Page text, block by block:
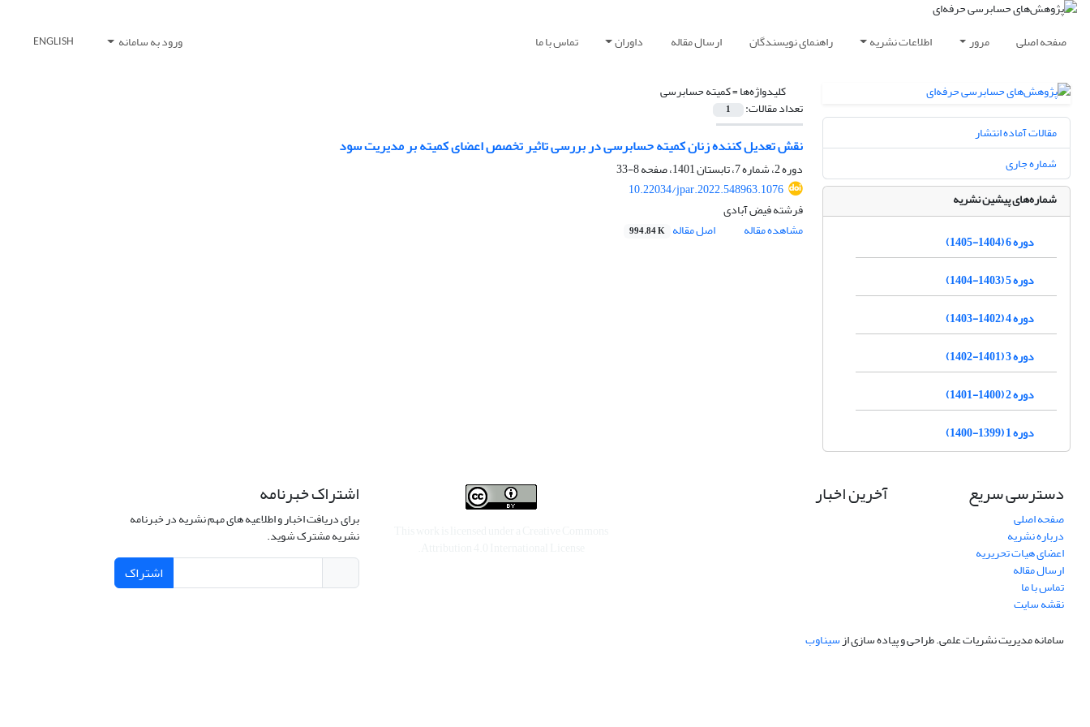
صفحه اصلی مرور اطلاعات نشریه راهنمای نویسندگان ارسال مقاله داوران تماس با ما ورود به سامانه ENGLISH
کلیدواژه‌ها =کمیته‌ حسابرسی
تعداد مقالات: 1
نقش تعدیل کننده زنان کمیته حسابرسی در بررسی تاثیر تخصص اعضای کمیته بر مدیریت سود
دوره 2، شماره 7، تابستان 1401، صفحه
8-33
10.22034/jpar.2022.548963.1076
فرشته فیض آبادی
مشاهده مقاله
اصل مقاله 994.84 K
مقالات آماده انتشار
شماره جاری
شماره‌های پیشین نشریه
دوره 6 (1404-1405)
دوره 5 (1403-1404)
دوره 4 (1402-1403)
دوره 3 (1401-1402)
دوره 2 (1400-1401)
دوره 1 (1399-1400)
دسترسی سریع
صفحه اصلی
درباره نشریه
اعضای هیات تحریریه
ارسال مقاله
تماس با ما
نقشه سایت
آخرین اخبار اشتراک خبرنامه
برای دریافت اخبار و اطلاعیه های مهم نشریه در خبرنامه
نشریه مشترک شوید.
اشتراک
سامانه مدیریت نشریات علمی.طراحی و پیاده سازی ازسیناوب